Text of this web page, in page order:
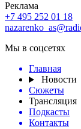
Реклама
+7 495 252 01 18
Мы в соцсетях
Главная
Новости
Сюжеты
Трансляция
Подкасты
Контакты